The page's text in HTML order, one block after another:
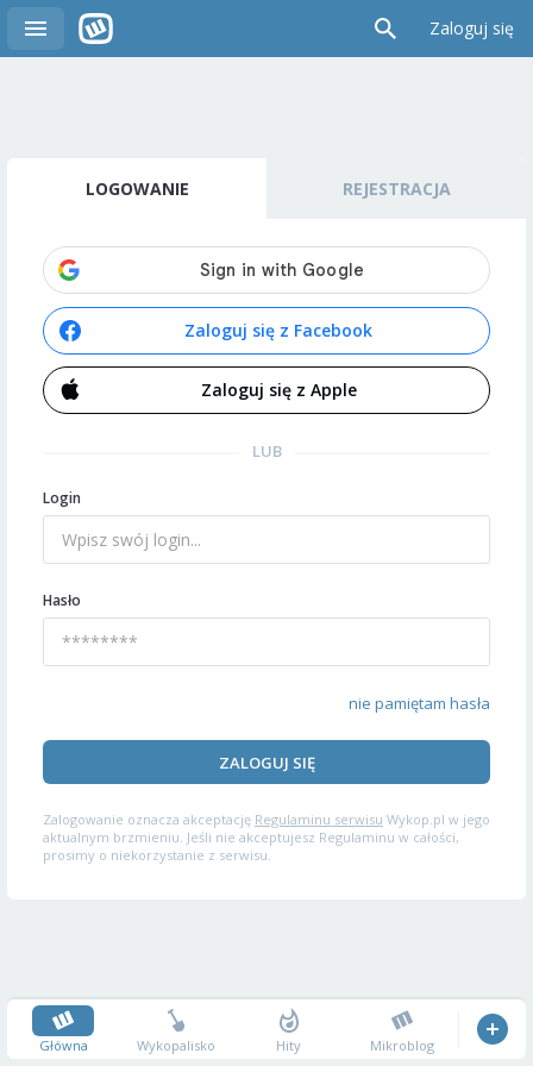
Zaloguj się
LOGOWANIE REJESTRACJA
Zaloguj się z Facebook
Zaloguj się z Apple
LUB
Login
Hasło
nie pamiętam hasła
ZALOGUJ SIĘ
Zalogowanie oznacza akceptację Regulaminu serwisu Wykop.pl w jego
aktualnym brzmieniu. Jeśli nie akceptujesz Regulaminu w całości,
prosimy o niekorzystanie z serwisu.
Główna Wykopalisko Hity Mikroblog